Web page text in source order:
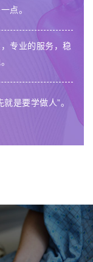
点。
专业的服务，稳
是要学做人”。